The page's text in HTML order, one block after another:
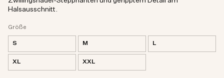
Größe
S M L
XL XXL
Halsausschnitt.